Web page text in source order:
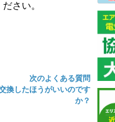
さい。
次のよくある質問
換したほうがいいのです
か？